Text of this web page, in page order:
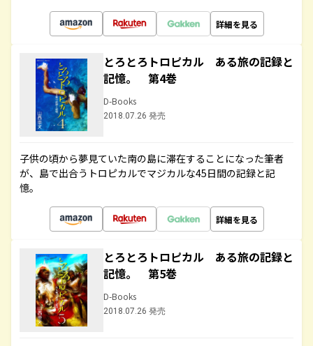
詳細を見る
とろとろトロピカル ある旅の記録と
記憶。 第4巻
D-Books
2018.07.26 発売
子供の頃から夢見ていた南の島に滞在することになった筆者
が、島で出合うトロピカルでマジカルな45日間の記録と記
憶。
詳細を見る
とろとろトロピカル ある旅の記録と
記憶。 第5巻
D-Books
2018.07.26 発売